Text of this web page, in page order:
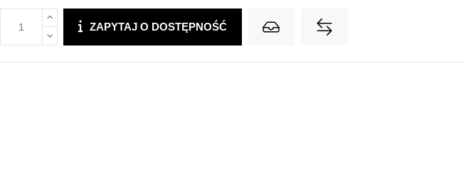
ZAPYTAJ O DOSTĘPNOŚĆ